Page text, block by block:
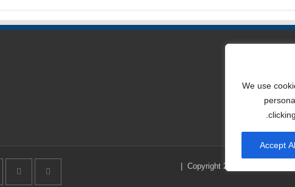
We use
Accept